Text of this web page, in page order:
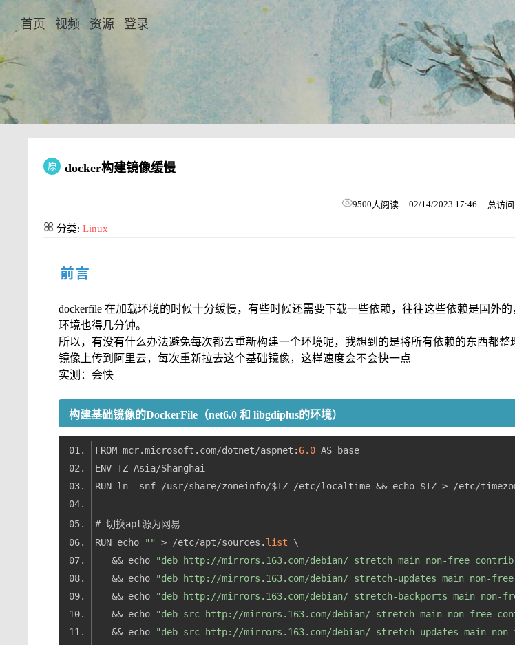
首页 视频 资源 登录
原 docker构建镜像缓慢
9500人阅读 02/14/2023 17:46 总访问
分类: Linux
前言
dockerfile 在加载环境的时候十分缓慢，有些时候还需要下载一些依赖，往往这些依赖是国外
环境也得几分钟。
所以，有没有什么办法避免每次都去重新构建一个环境呢，我想到的是将所有依赖的东西都
镜像上传到阿里云，每次重新拉去这个基础镜像，这样速度会不会快一点
实测：会快
构建基础镜像的DockerFile（net6.0 和 libgdiplus的环境）
FROM mcr.microsoft.com/dotnet/aspnet: 6.0
RUN echo
"" > /etc/apt/sources. list
&& echo
"deb http://mirrors.163.com/debian/ stretch main non-free
&& echo
"deb http://mirrors.163.com/debian/ stretch-updates main non-
&& echo
"deb http://mirrors.163.com/debian/ stretch-backports main non-
&& echo
"deb-src http://mirrors.163.com/debian/ stretch main non-free
&& echo
"deb-src http://mirrors.163.com/debian/ stretch-updates main